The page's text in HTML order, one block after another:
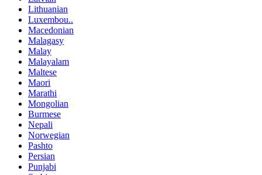
Lithuanian
Luxembou..
Macedonian
Malagasy
Malay
Malayalam
Maltese
Maori
Marathi
Mongolian
Burmese
Nepali
Norwegian
Pashto
Persian
Punjabi